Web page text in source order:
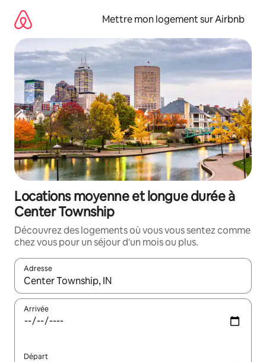
directement
contenu
Mettre mon logement sur Airbnb
Locations moyenne et longue durée à
Center Township
Découvrez des logements où vous vous sentez comme
chez vous pour un séjour d'un mois ou plus.
Adresse
Lorsque les résultats s'affichent, utilisez les flèches vers le
Arrivée
Départ